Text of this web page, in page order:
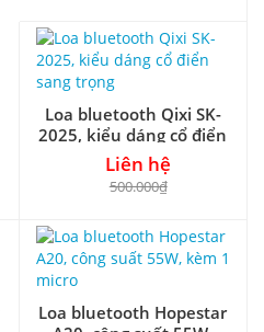
Loa bluetooth Qixi SK-
2025, kiểu dáng cổ điển
sang trọng
Liên hệ
500.000₫
Loa bluetooth Hopestar